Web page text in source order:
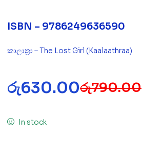
ISBN – 9786249636590
කාලාත්‍රා – The Lost Girl (Kaalaathraa)
රු790.00
රු630.00
In stock